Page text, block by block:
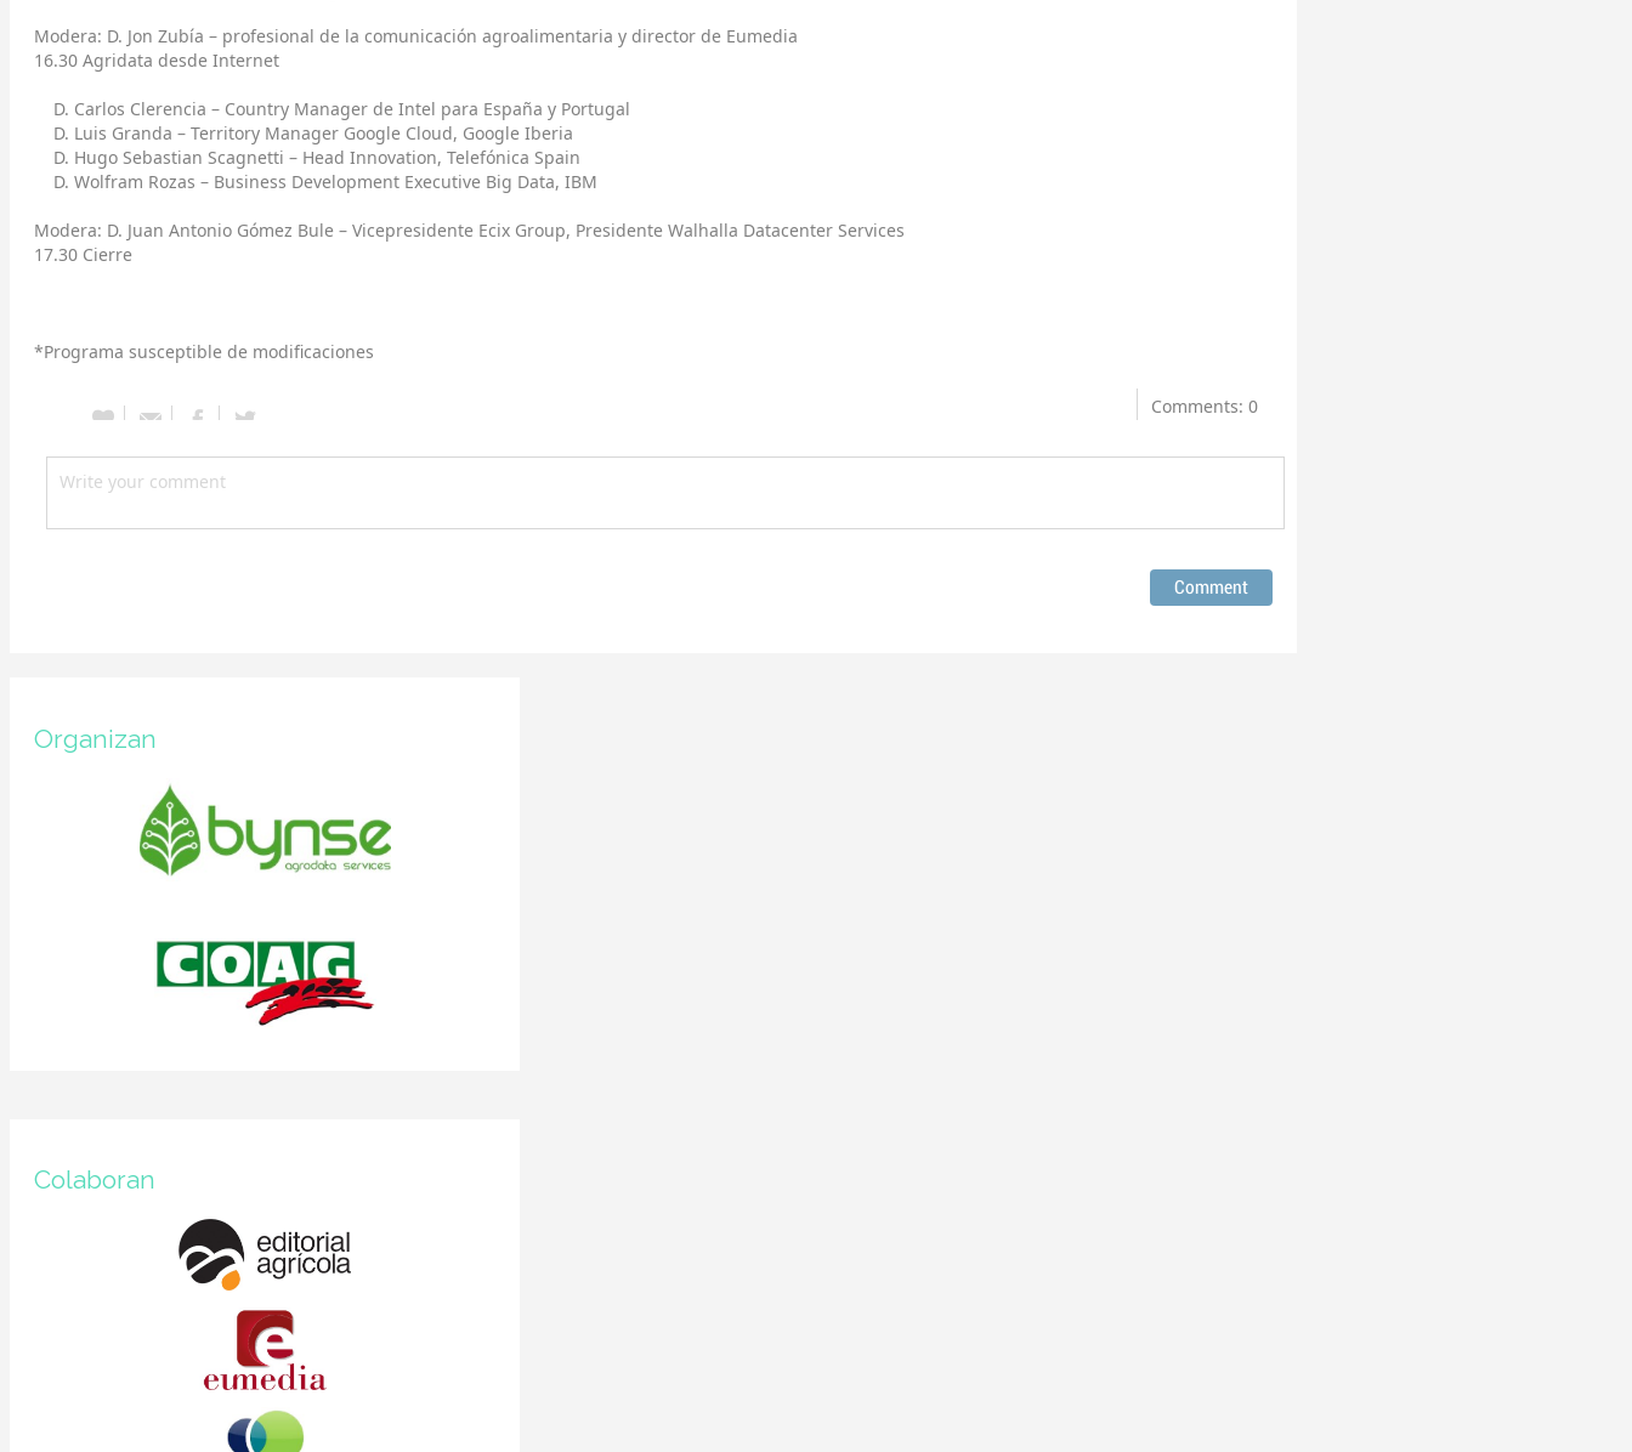
Modera: D. Jon Zubía – profesional de la comunicación agroalimentaria y director de Eumedia
16.30 Agridata desde Internet
D. Carlos Clerencia – Country Manager de Intel para España y Portugal
D. Luis Granda – Territory Manager Google Cloud, Google Iberia
D. Hugo Sebastian Scagnetti – Head Innovation, Telefónica Spain
D. Wolfram Rozas – Business Development Executive Big Data, IBM
Modera: D. Juan Antonio Gómez Bule – Vicepresidente Ecix Group, Presidente Walhalla Datacenter Services
17.30 Cierre
*Programa susceptible de modificaciones
Comments: 0
Organizan
Colaboran